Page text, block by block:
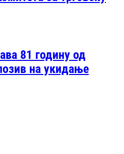
81 годину од
на укидање